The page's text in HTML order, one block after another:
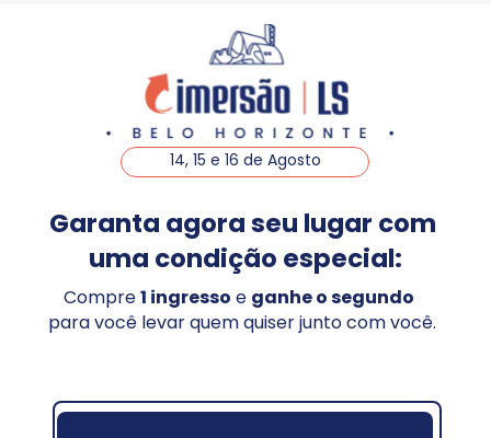
14, 15 e 16 de Agosto
Garanta agora seu lugar com
uma condição especial:
Compre 1 ingresso e ganhe o segundo
para você levar quem quiser junto com você.